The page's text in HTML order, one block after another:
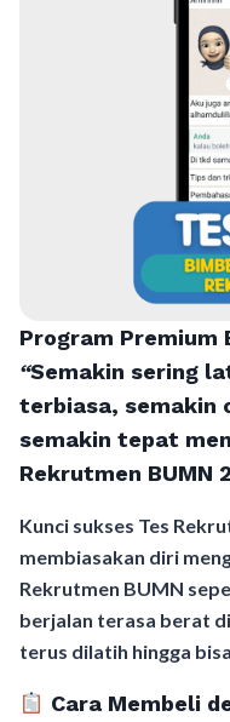
Program Premium
“Semakin sering
terbiasa, semakin
semakin tepat
Rekrutmen BUMN
Kunci sukses Tes
membiasakan diri
Rekrutmen BUMN
berjalan terasa berat
terus dilatih hingga
Cara Membeli